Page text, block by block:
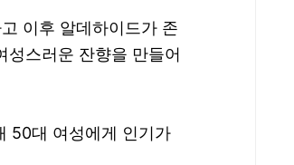
이후 알데하이드가 존
스러운 잔향을 만들어
50대 여성에게 인기가